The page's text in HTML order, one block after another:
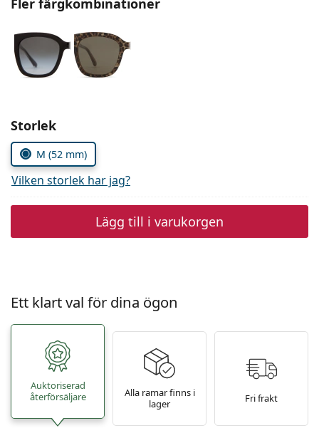
Persol
Prada
Upptäck alla
Välj parametrar
Storlek
M (52 mm)
Vilken storlek har jag?
Lägg till i varukorgen
Ett klart val för dina ögon
Auktoriserad
återförsäljare
Alla ramar finns i
lager
Fri frakt